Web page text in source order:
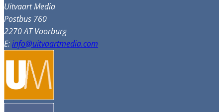
Uitvaart Media
Postbus 760
2270 AT Voorburg
E:info@uitvaartmedia.com